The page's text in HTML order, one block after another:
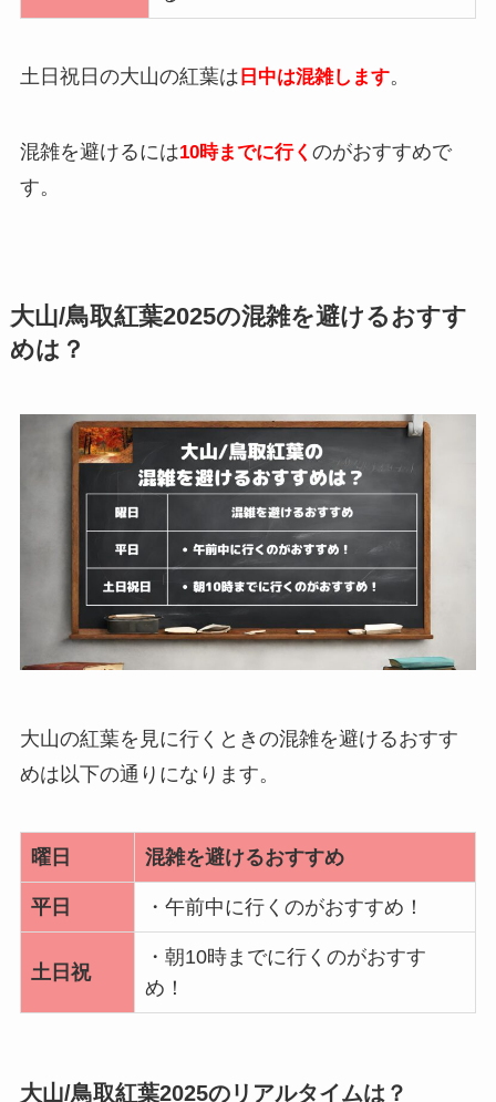
土日祝日の大山の紅葉は 日中は混雑します。
混雑を避けるには10時までに行く のがおすすめで
す。
大山/鳥取紅葉2025の混雑を避けるおすす
めは？
大山の紅葉を見に行くときの混雑を避けるおすす
めは以下の通りになります。
曜日 混雑を避けるおすすめ
平日 ・午前中に行くのがおすすめ！
土日祝
・朝10時までに行くのがおすす
め！
大山/鳥取紅葉2025のリアルタイムは？